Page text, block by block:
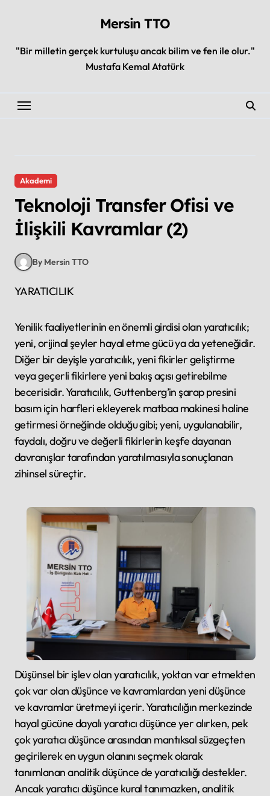
Mersin TTO
"Bir milletin gerçek kurtuluşu ancak bilim ve fen ile olur."
Mustafa Kemal Atatürk
Akademi
Teknoloji Transfer Ofisi ve
İlişkili Kavramlar (2)
By Mersin TTO
YARATICILIK
Yenilik faaliyetlerinin en önemli girdisi olan yaratıcılık;
yeni, orijinal şeyler hayal etme gücü ya da yeteneğidir.
Diğer bir deyişle yaratıcılık, yeni fikirler geliştirme
veya geçerli fikirlere yeni bakış açısı getirebilme
becerisidir. Yaratıcılık, Guttenberg’in şarap presini
basım için harfleri ekleyerek matbaa makinesi haline
getirmesi örneğinde olduğu gibi; yeni, uygulanabilir,
faydalı, doğru ve değerli fikirlerin keşfe dayanan
davranışlar tarafından yaratılmasıyla sonuçlanan
zihinsel süreçtir.
Düşünsel bir işlev olan yaratıcılık, yoktan var etmekten
çok var olan düşünce ve kavramlardan yeni düşünce
ve kavramlar üretmeyi içerir. Yaratıcılığın merkezinde
hayal gücüne dayalı yaratıcı düşünce yer alırken, pek
çok yaratıcı düşünce arasından mantıksal süzgeçten
geçirilerek en uygun olanını seçmek olarak
tanımlanan analitik düşünce de yaratıcılığı destekler.
Ancak yaratıcı düşünce kural tanımazken, analitik